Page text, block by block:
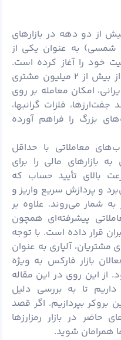
از دو دهه در بازارهای
مالی جهانی، از سال ۱۹۹۸ (۱۳۷۶ شمسی) به عنوان یکی از
خود را آغاز کرده است.
این بروکر بین‌المللی با پشتیبانی از بیش از ۲ میلیون مشتری
امکان معامله بر روی
فلزات گرانبها،
بزرگ را فراهم آورده
معاملاتی با حداقل
بازارهای مالی را برای
بالای تأیید حساب که
زمان می‌برد و پردازش سریع واریز و
به شمار می‌روند. علاوه بر
پیشرفته‌ای همچون
کاربران قرار داده است. با توجه
مشتریان، آلپاری به عنوان
بازار فارکس به ویژه
از این روی در این مقاله
تا به بررسی دلیل
بروکر بپردازیم. اگر قصد
حاضر در بازار رمزارزها
همرامان شوید.